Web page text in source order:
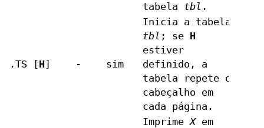
tabela tbl .
.TS [H] - sim
Inicia a tabela
tbl ; se H
estiver
definido, a
tabela repete o
cabeçalho em
cada página.
Imprime Xem